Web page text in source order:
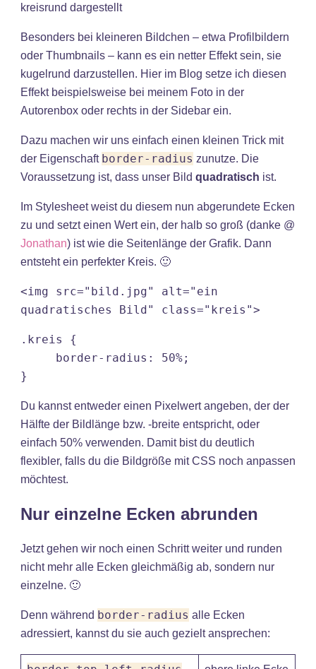
kreisrund dargestellt
Besonders bei kleineren Bildchen – etwa Profilbildern
oder Thumbnails – kann es ein netter Effekt sein, sie
kugelrund darzustellen. Hier im Blog setze ich diesen
Effekt beispielsweise bei meinem Foto in der
Autorenbox oder rechts in der Sidebar ein.
Dazu machen wir uns einfach einen kleinen Trick mit
der Eigenschaft border-radius zunutze. Die
Voraussetzung ist, dass unser Bild quadratisch ist.
Im Stylesheet weist du diesem nun abgerundete Ecken
zu und setzt einen Wert ein, der halb so groß (danke @
Jonathan) ist wie die Seitenlänge der Grafik. Dann
entsteht ein perfekter Kreis. 🙂
<img src="bild.jpg" alt="ein
quadratisches Bild" class="kreis">
.kreis {
}
Du kannst entweder einen Pixelwert angeben, der der
Hälfte der Bildlänge bzw. -breite entspricht, oder
einfach 50% verwenden. Damit bist du deutlich
flexibler, falls du die Bildgröße mit CSS noch anpassen
möchtest.
Nur einzelne Ecken abrunden
Jetzt gehen wir noch einen Schritt weiter und runden
nicht mehr alle Ecken gleichmäßig ab, sondern nur
einzelne. 🙂
Denn während border-radius alle Ecken
adressiert, kannst du sie auch gezielt ansprechen: